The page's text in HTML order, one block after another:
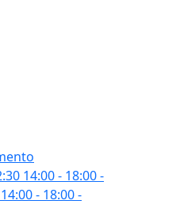
14:00 - 18:00-
14:00 - 18:00-